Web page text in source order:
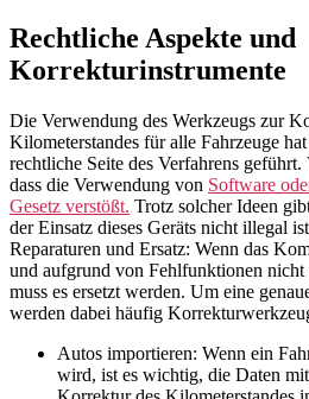
Rechtliche Aspekte und
Korrekturinstrumente
Die Verwendung des Werkzeugs zur
Kilometerstandes für alle Fahrzeuge
rechtliche Seite des Verfahrens
dass die Verwendung von Software
Gesetz verstößt. Trotz solcher Ideen
der Einsatz dieses Geräts nicht illegal
Reparaturen und Ersatz: Wenn das
und aufgrund von Fehlfunktionen
muss es ersetzt werden. Um eine
werden dabei häufig
Autos importieren: Wenn ein
wird, ist es wichtig, die Daten